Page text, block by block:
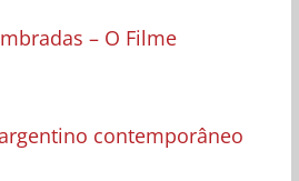
– O Filme
contemporâneo